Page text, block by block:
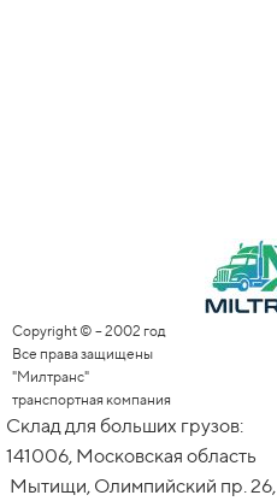
Copyright © – 2002 год
Все права защищены
"Милтранс"
транспортная компания
Склад для больших грузов:
141006, Московская область
Мытищи, Олимпийский пр. 26,